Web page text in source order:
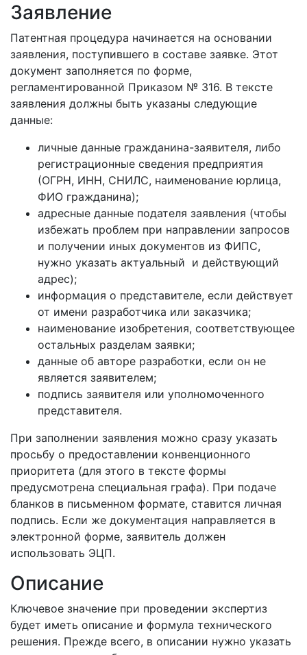
Заявление
Патентная процедура начинается на основании
заявления, поступившего в составе заявке. Этот
документ заполняется по форме,
регламентированной Приказом № 316. В тексте
заявления должны быть указаны следующие
данные:
личные данные гражданина-заявителя, либо
регистрационные сведения предприятия
(ОГРН, ИНН, СНИЛС, наименование юрлица,
ФИО гражданина);
адресные данные подателя заявления (чтобы
избежать проблем при направлении запросов
и получении иных документов из ФИПС,
нужно указать актуальный и действующий
адрес);
информация о представителе, если действует
от имени разработчика или заказчика;
наименование изобретения, соответствующее
остальных разделам заявки;
данные об авторе разработки, если он не
является заявителем;
подпись заявителя или уполномоченного
представителя.
При заполнении заявления можно сразу указать
просьбу о предоставлении конвенционного
приоритета (для этого в тексте формы
предусмотрена специальная графа). При подаче
бланков в письменном формате, ставится личная
подпись. Если же документация направляется в
электронной форме, заявитель должен
использовать ЭЦП.
Описание
Ключевое значение при проведении экспертиз
будет иметь описание и формула технического
решения. Прежде всего, в описании нужно указать